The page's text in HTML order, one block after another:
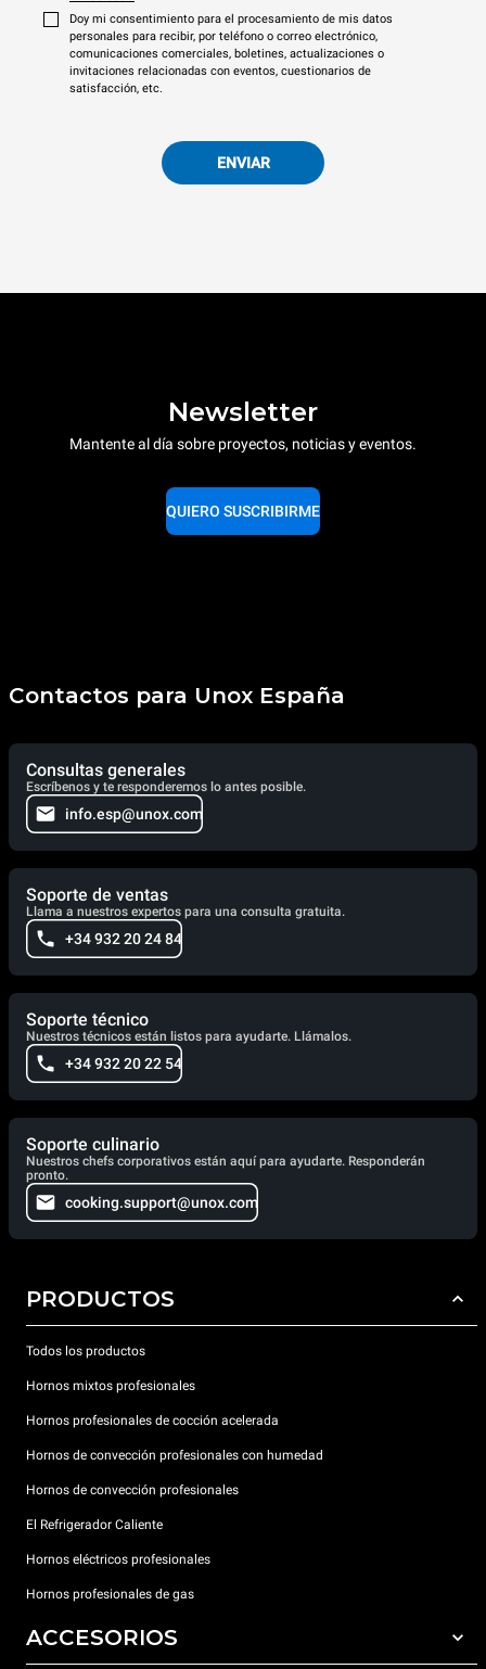
Doy mi consentimiento para el procesamiento de mis datos
personales para recibir, por teléfono o correo electrónico,
comunicaciones comerciales, boletines, actualizaciones o
invitaciones relacionadas con eventos, cuestionarios de
satisfacción, etc.
ENVIAR
Newsletter
Mantente al día sobre proyectos, noticias y eventos.
QUIERO SUSCRIBIRME
Contactos para Unox España
Consultas generales
Escríbenos y te responderemos lo antes posible.
info.esp@unox.com
Soporte de ventas
Llama a nuestros expertos para una consulta gratuita.
+34 932 20 24 84
Soporte técnico
Nuestros técnicos están listos para ayudarte. Llámalos.
+34 932 20 22 54
Soporte culinario
Nuestros chefs corporativos están aquí para ayudarte. Responderán
pronto.
cooking.support@unox.com
PRODUCTOS
Todos los productos
Hornos mixtos profesionales
Hornos profesionales de cocción acelerada
Hornos de convección profesionales con humedad
Hornos de convección profesionales
El Refrigerador Caliente
Hornos eléctricos profesionales
Hornos profesionales de gas
ACCESORIOS